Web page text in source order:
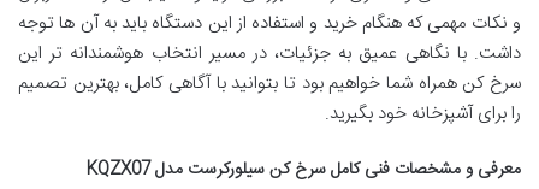
و نکات مهمی که هنگام خرید و استفاده از این دستگاه باید به آن ها توجه
داشت. با نگاهی عمیق به جزئیات، در مسیر انتخاب هوشمندانه تر این
سرخ کن همراه شما خواهیم بود تا بتوانید با آگاهی کامل، بهترین تصمیم
را برای آشپزخانه خود بگیرید.
معرفی و مشخصات فنی کامل سرخ کن سیلورکرست مدل KQZX07